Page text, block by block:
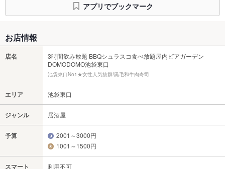
アプリでブックマーク
お店情報
店名
3時間飲み放題 BBQシュラスコ食べ放題屋内ビアガーデン
DOMODOMO池袋東口
池袋東口No1★女性人気抜群!黒毛和牛肉寿司
エリア 池袋東口
ジャンル 居酒屋
予算
2001～3000円
1001～1500円
スマート
利用不可